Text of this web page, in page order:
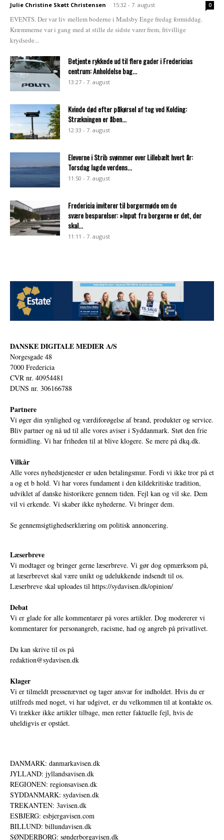
Julie Christine Skøtt Christensen - 15:32 - 7. august 0
EVENTS. Der var liv mellem boderne i Madsby Enge fredag formiddag.
Kræmmerne var i gang med at stille de sidste varer frem, frivillige
krydsede...
Betjente rykkede ud til flere gader i Fredericias
centrum: Anholdelse bag...
13:27 - 7. august
Kvinde død efter påkørsel af tog ved Kolding:
Strækningen er åben...
12:33 - 7. august
Eleverne i Strib svømmer over Lillebælt hvert år:
Torsdag lagde verdens...
11:50 - 7. august
Fredericia inviterer til borgermøde om de
svære besparelser: »Input fra borgerne er det, der
skal...
11:11 - 7. august
DANSKE DIGITALE MEDIER A/S
Norgesgade 48
7000 Fredericia
CVR nr. 40954481
DUNS nr. 306166788
Partnere
Vi øger din synlighed og værdiforøgelse af brand, produkter og service.
Bliv partner og nå ud til alle vores aviser i Syddanmark. Støt den frie
formidling. Vi har friheden til at blive klogere. Se mere på dkq.dk.
Vilkår
Alle vores nyhedstjenester er uden betalingsmur. Fordi vi ikke tror på et
a og et b hold. Vi har vores fundament i den kildekritiske tradition,
udviklet af danske historikere gennem tiden. Fejl kan og vil ske. Dem
vil vi erkende. Vi skaber ikke nyhederne. Vi bringer dem.
Se gennemsigtighedserklæring om politisk annoncering.
Læserbreve
Vi modtager og bringer gerne læserbreve. Vi gør dog opmærksom på,
at læserbrevet skal være unikt og udelukkende indsendt til os.
Læserbreve skal uploades til https://sydavisen.dk/opinion/
Debat
Vi er glade for alle kommentarer på vores artikler. Dog modererer vi
kommentarer for personangreb, racisme, had og angreb på privatlivet.
Du kan skrive til os på
redaktion@sydavisen.dk
Klager
Vi er tilmeldt pressenævnet og tager ansvar for indholdet. Hvis du er
utilfreds med noget, vi har udgivet, er du velkommen til at kontakte os.
Vi trækker ikke artikler tilbage, men retter faktuelle fejl, hvis de
uheldigvis er opstået.
DANMARK: danmarkavisen.dk
JYLLAND: jyllandsavisen.dk
REGIONEN: regionsavisen.dk
SYDDANMARK: sydavisen.dk
TREKANTEN: 3avisen.dk
ESBJERG: esbjergavisen.com
BILLUND: billundavisen.dk
SØNDERBORG: sønderborgavisen.dk